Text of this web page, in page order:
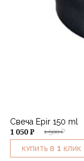
Свеча Epir 150 ml
1 500 ₽
1 050 ₽
КУПИТЬ В 1 КЛИК